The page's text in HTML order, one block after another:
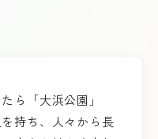
ら「大浜公園」
持ち、人々から長